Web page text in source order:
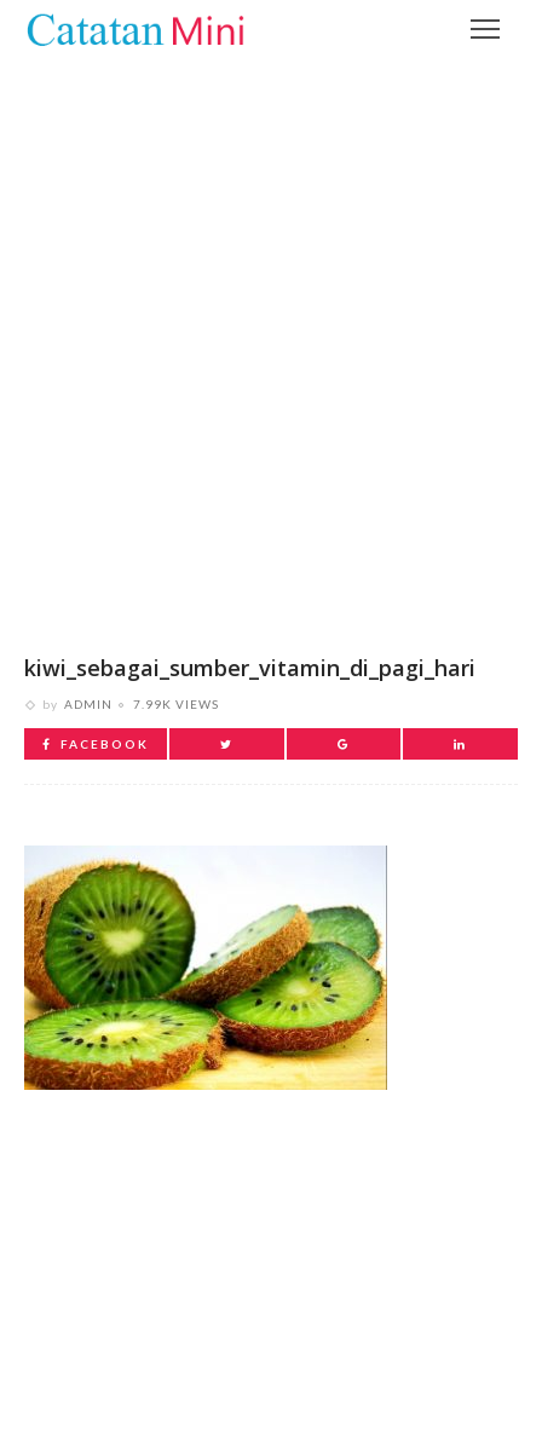
kiwi_sebagai_sumber_vitamin_di_pagi_hari
by ADMIN 7.99K VIEWS
FACEBOOK